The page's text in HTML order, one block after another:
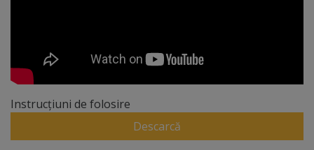
Instrucțiuni de folosire
Descarcă